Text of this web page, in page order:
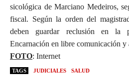
sicológica de Marciano Medeiros,
fiscal. Según la orden del
deben guardar reclusión en la
Encarnación en libre comunicación y
FOTO: Internet
TAGS JUDICIALES SALUD